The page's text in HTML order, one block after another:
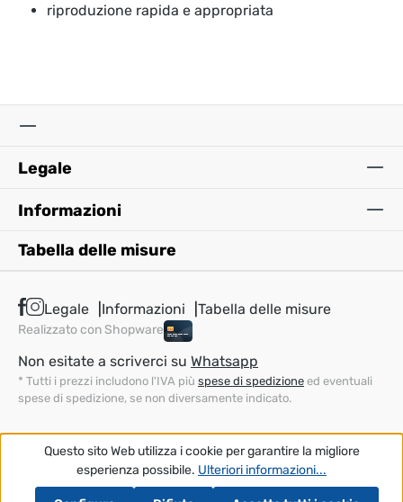
riproduzione rapida e appropriata
Legale
Informazioni
Tabella delle misure
Legale Informazioni Tabella delle misure
Realizzato con Shopware
Non esitate a scriverci su Whatsapp
* Tutti i prezzi includono l'IVA più spese di spedizione ed eventuali
spese di spedizione, se non diversamente indicato.
Questo sito Web utilizza i cookie per garantire la migliore
esperienza possibile. Ulteriori informazioni...